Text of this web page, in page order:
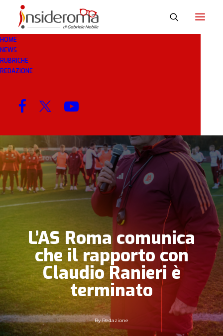
HOME
NEWS
RUBRICHE
REDAZIONE
L’AS Roma comunica
che il rapporto con
Claudio Ranieri è
terminato
ByRedazione